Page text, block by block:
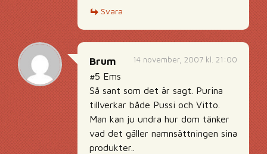
Svara
14 november, 2007 kl. 21:00
Brum
#5 Ems
Så sant som det är sagt. Purina
tillverkar både Pussi och Vitto.
Man kan ju undra hur dom tänker
vad det gäller namnsättningen sina
produkter..